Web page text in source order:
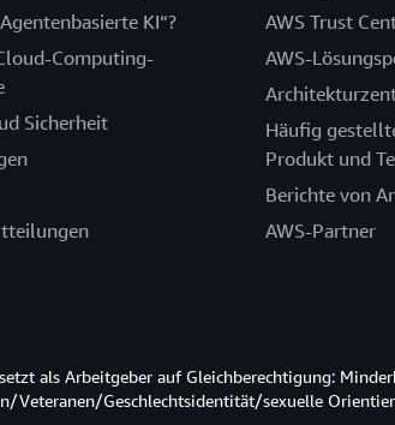
KI“?
Computing-
Sicherheit
AWS Trust
AWS-
Häufig
Produkt und
Berichte von
AWS-Partner
als Arbeitgeber auf Gleichberechtigung:
Veteranen/Geschlechtsidentität/sexuelle